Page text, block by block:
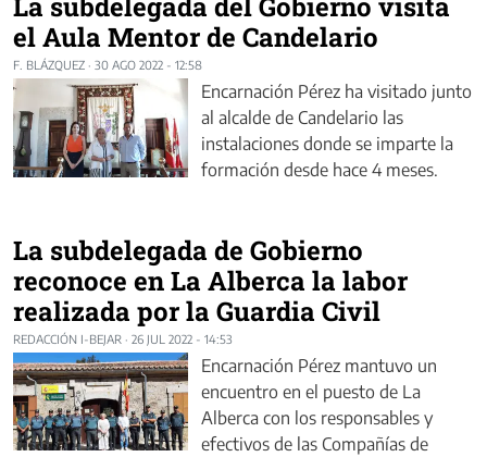
el Aula Mentor de Candelario
F. BLÁZQUEZ · 30 AGO 2022 - 12:58
Encarnación Pérez ha visitado junto
al alcalde de Candelario las
instalaciones donde se imparte la
formación desde hace 4 meses.
La subdelegada de Gobierno
reconoce en La Alberca la labor
realizada por la Guardia Civil
REDACCIÓN I-BEJAR · 26 JUL 2022 - 14:53
Encarnación Pérez mantuvo un
encuentro en el puesto de La
Alberca con los responsables y
efectivos de las Compañías de